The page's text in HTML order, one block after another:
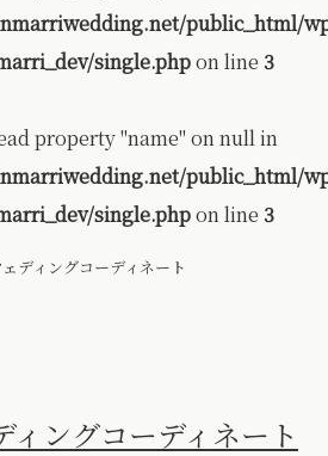
public_html/
single.phpon line 3
property "name" on null in
public_html/
single.phpon line 3
ディングコーディネート
ィングコーディネート